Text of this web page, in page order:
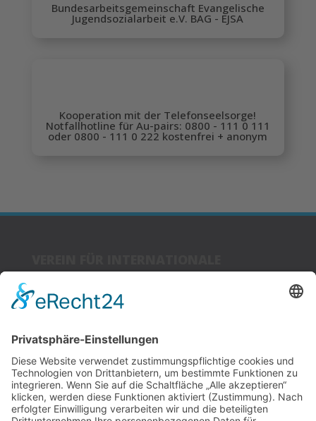
Bundesarbeitsgemeinschaft Evangelische
Jugendsozialarbeit e.V. BAG - EJSA
Kooperation mit der Telefonseelsorge!
Notfallhotline für Au-pairs: 0800 - 111 0 111
oder 0800 - 111 0 222 kostenfrei + anonym
JUGENDARBEIT
BUNDESVEREIN E.V.
90478 Nürnberg
LINKS